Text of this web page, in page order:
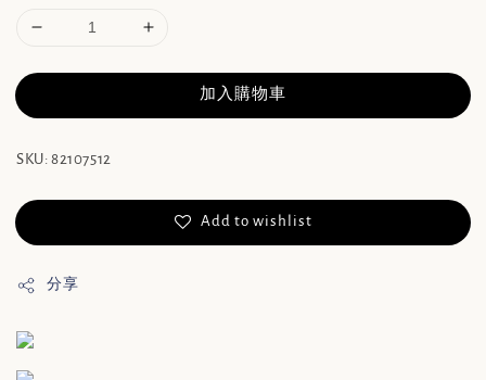
加入購物車
SKU: 82107512
Add to wishlist
分享